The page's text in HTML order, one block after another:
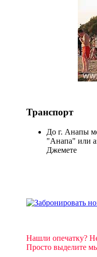
Транспорт
До г. Анапы
"Анапа" или
Джемете
Нашли опечатку?
Просто выделите